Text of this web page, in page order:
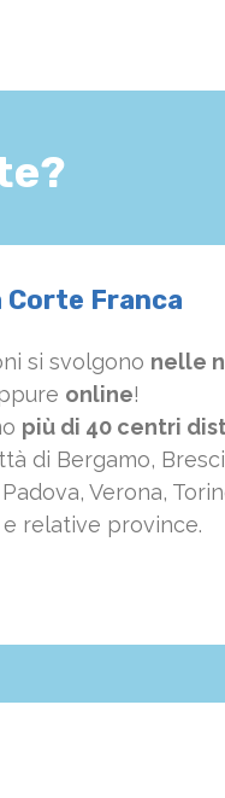
Corte Franca
si svolgono nelle
online!
più di 40 centri
di Bergamo,
Verona,
e relative province.